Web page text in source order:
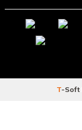
T-Soft